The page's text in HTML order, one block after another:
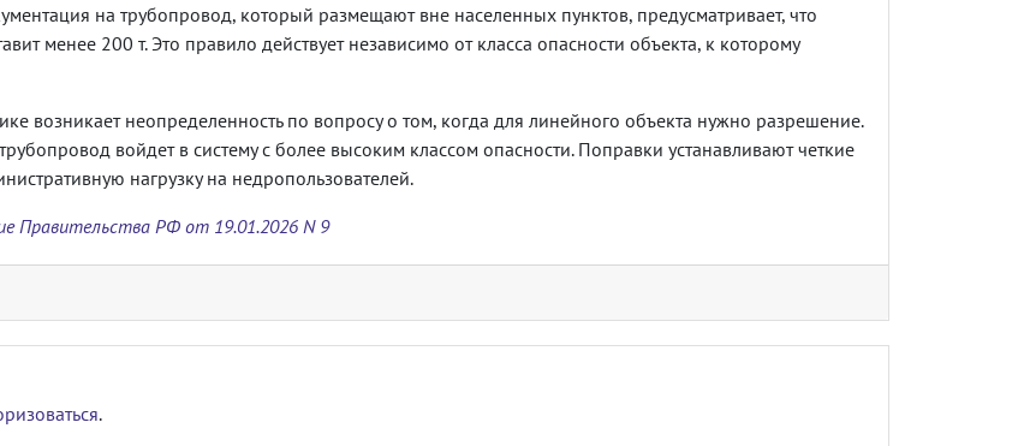
на трубопровод, который размещают вне населенных пунктов, предусматривает, что
менее 200 т. Это правило действует независимо от класса опасности объекта, к которому
возникает неопределенность по вопросу о том, когда для линейного объекта нужно разрешение.
войдет в систему с более высоким классом опасности. Поправки устанавливают четкие
нагрузку на недропользователей.
Правительства РФ от 19.01.2026 N 9
.